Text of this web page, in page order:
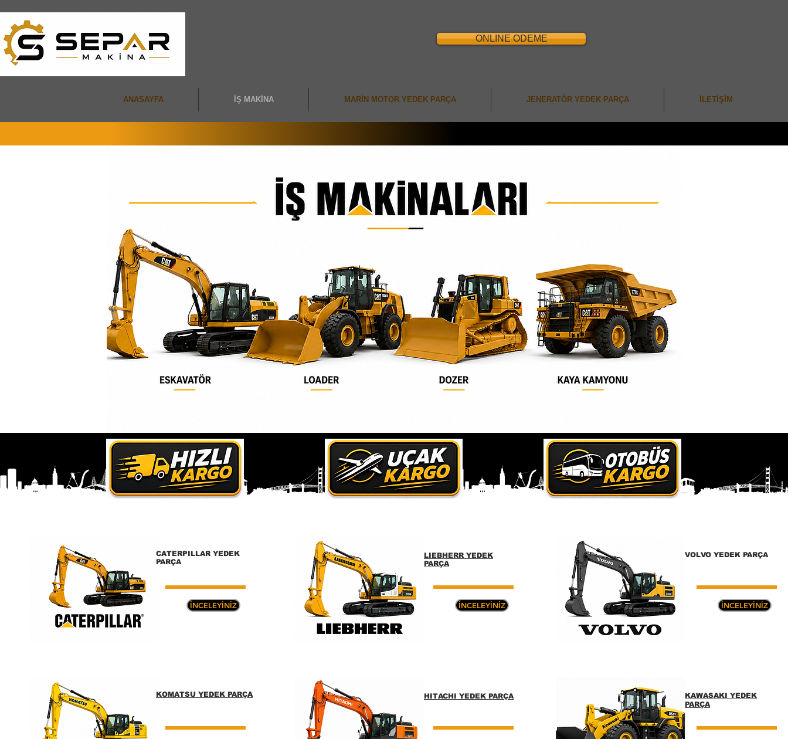
ONLINE ODEME
ANASAYFA İŞ MAKİNA MARİN MOTOR YEDEK PARÇA JENERATÖR YEDEK PARÇA İLETİŞİM
CATERPILLAR YEDEK
PARÇA
İNCELEYİNİZ
KOMATSU YEDEK PARÇA
LIEBHERR YEDEK
PARÇA
İNCELEYİNİZ
HITACHI YEDEK PARÇA
VOLVO YEDEK PARÇA
İNCELEYİNİZ
KAWASAKI YEDEK
PARÇA